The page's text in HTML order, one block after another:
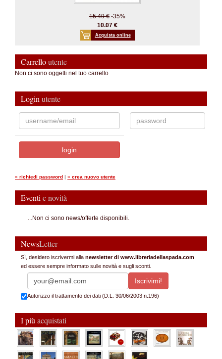
15.49 € -35%
10.07 €
Acquista online
Carrelloutente
Non ci sono oggetti nel tuo carrello
Login utente
» richiedi password | » crea nuovo utente
Eventi e novità
...Non ci sono news/offerte disponibili.
NewsLetter
Sì, desidero iscrivermi alla newsletter di www.libreriadellaspada.com
ed essere sempre informato sulle novità e sugli sconti.
Autorizzo il trattamento dei dati (D.L. 30/06/2003 n.196)
I più acquistati